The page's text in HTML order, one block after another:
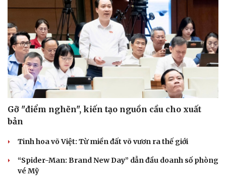
Gỡ "điểm nghẽn", kiến tạo nguồn cầu cho xuất
bản
Tinh hoa võ Việt: Từ miền đất võ vươn ra thế giới
“Spider-Man: Brand New Day” dẫn đầu doanh số phòng
vé Mỹ